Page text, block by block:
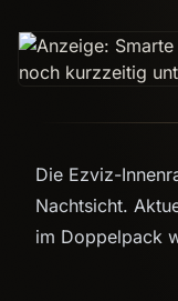
Die Ezviz-
Nachtsicht.
im Doppelpack